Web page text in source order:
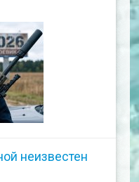
неизвестен